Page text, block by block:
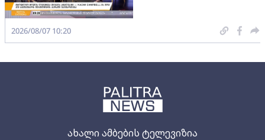
ახალი ამბების ტელევიზია
2026/08/07 10:20